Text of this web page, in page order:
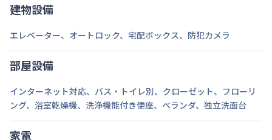
建物設備
エレベーター、 オートロック、 宅配ボックス、 防犯カメラ
部屋設備
インターネット対応、 バス・トイレ別、 クローゼット、 フローリ
ング、 浴室乾燥機、 洗浄機能付き便座、 ベランダ、 独立洗面台
家電